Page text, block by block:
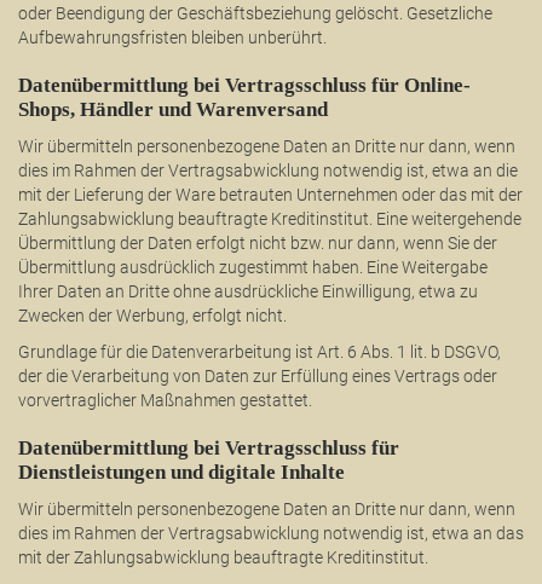
oder Beendigung der Geschäftsbeziehung gelöscht. Gesetzliche
Aufbewahrungsfristen bleiben unberührt.
Datenübermittlung bei Vertragsschluss für Online-
Shops, Händler und Warenversand
Wir übermitteln personenbezogene Daten an Dritte nur dann, wenn
dies im Rahmen der Vertragsabwicklung notwendig ist, etwa an die
mit der Lieferung der Ware betrauten Unternehmen oder das mit der
Zahlungsabwicklung beauftragte Kreditinstitut. Eine weitergehende
Übermittlung der Daten erfolgt nicht bzw. nur dann, wenn Sie der
Übermittlung ausdrücklich zugestimmt haben. Eine Weitergabe
Ihrer Daten an Dritte ohne ausdrückliche Einwilligung, etwa zu
Zwecken der Werbung, erfolgt nicht.
Grundlage für die Datenverarbeitung ist Art. 6 Abs. 1 lit. b DSGVO,
der die Verarbeitung von Daten zur Erfüllung eines Vertrags oder
vorvertraglicher Maßnahmen gestattet.
Datenübermittlung bei Vertragsschluss für
Dienstleistungen und digitale Inhalte
Wir übermitteln personenbezogene Daten an Dritte nur dann, wenn
dies im Rahmen der Vertragsabwicklung notwendig ist, etwa an das
mit der Zahlungsabwicklung beauftragte Kreditinstitut.